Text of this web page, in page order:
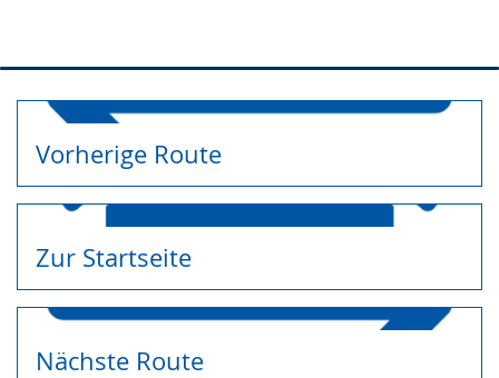
Vorherige Route
Zur Startseite
Nächste Route